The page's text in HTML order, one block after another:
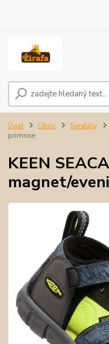
Úvod Obuv Sandály
primrose
KEEN
magnet/